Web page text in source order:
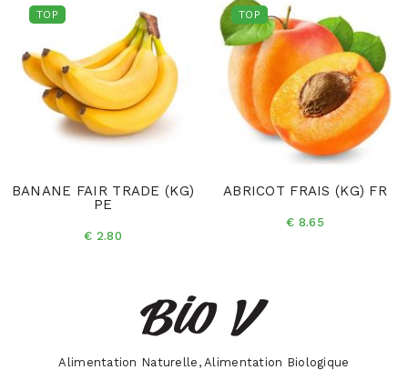
TOP
BANANE FAIR TRADE (KG)
PE
€ 2.80
TOP
ABRICOT FRAIS (KG) FR
€ 8.65
Alimentation Naturelle, Alimentation Biologique